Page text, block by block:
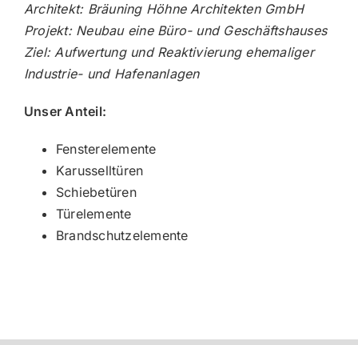
Architekt: Bräuning Höhne Architekten GmbH
Projekt: Neubau eine Büro- und Geschäftshauses
Ziel: Aufwertung und Reaktivierung ehemaliger
Industrie- und Hafenanlagen
Unser Anteil:
Fensterelemente
Karusselltüren
Schiebetüren
Türelemente
Brandschutzelemente